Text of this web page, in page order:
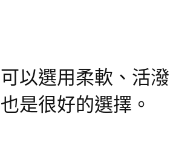
以選用柔軟、活
是很好的選擇。